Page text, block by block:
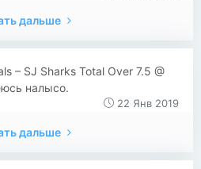
дальше
– SJ Sharks Total Over 7.5 @
налысо.
22 Янв 2019
дальше